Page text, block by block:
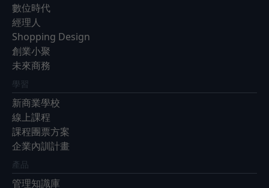
數位時代
經理人
Shopping Design
創業小聚
未來商務
學習
新商業學校
線上課程
課程團票方案
企業內訓計畫
產品
管理知識庫